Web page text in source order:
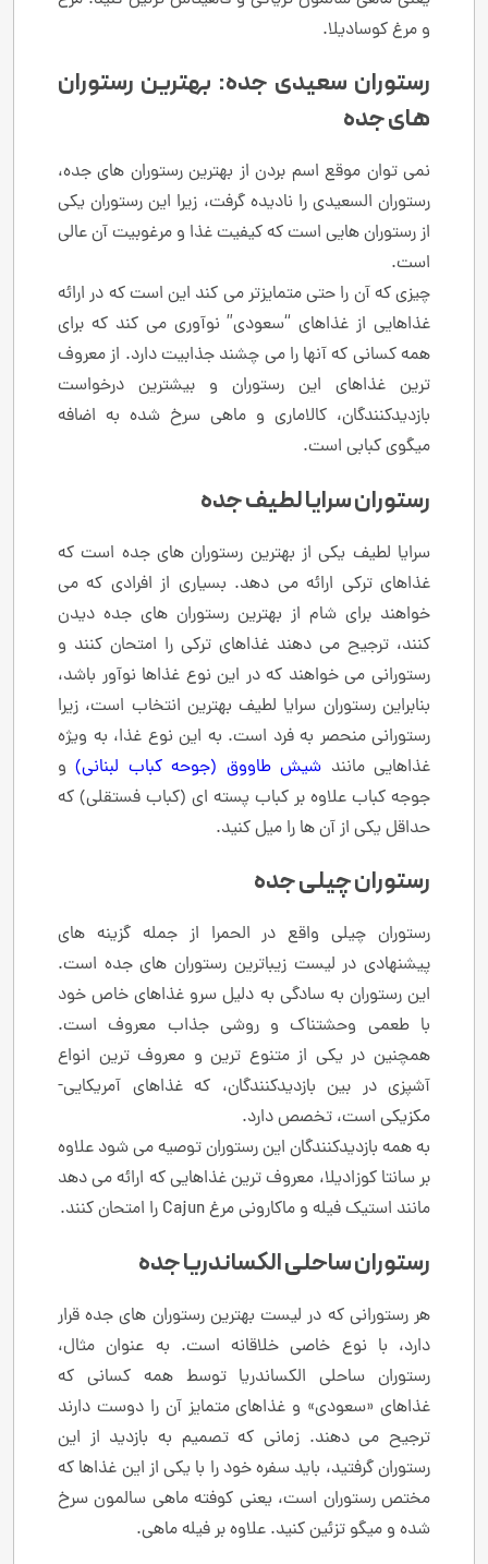
و مرغ کوسادیلا.
رستوران سعیدی جده: بهترین رستوران
های جده
نمی توان موقع اسم بردن از بهترین رستوران های جده،
رستوران السعیدی را نادیده گرفت، زیرا این رستوران یکی
از رستوران هایی است که کیفیت غذا و مرغوبیت آن عالی
است.
چیزی که آن را حتی متمایزتر می کند این است که در ارائه
غذاهایی از غذاهای “سعودی” نوآوری می کند که برای
همه کسانی که آنها را می چشند جذابیت دارد. از معروف
ترین غذاهای این رستوران و بیشترین درخواست
بازدیدکنندگان، کالاماری و ماهی سرخ شده به اضافه
میگوی کبابی است.
رستوران سرایا لطیف جده
سرایا لطیف یکی از بهترین رستوران های جده است که
غذاهای ترکی ارائه می دهد. بسیاری از افرادی که می
خواهند برای شام از بهترین رستوران های جده دیدن
کنند، ترجیح می دهند غذاهای ترکی را امتحان کنند و
رستورانی می خواهند که در این نوع غذاها نوآور باشد،
بنابراین رستوران سرایا لطیف بهترین انتخاب است، زیرا
رستورانی منحصر به فرد است. به این نوع غذا، به ویژه
غذاهایی مانند شیش طاووق (جوحه کباب لبنانی)و
جوجه کباب علاوه بر کباب پسته ای (کباب فستقلی) که
حداقل یکی از آن ها را میل کنید.
رستوران چیلی جده
رستوران چیلی واقع در الحمرا از جمله گزینه های
پیشنهادی در لیست زیباترین رستوران های جده است.
این رستوران به سادگی به دلیل سرو غذاهای خاص خود
با طعمی وحشتناک و روشی جذاب معروف است.
همچنین در یکی از متنوع ترین و معروف ترین انواع
آشپزی در بین بازدیدکنندگان، که غذاهای آمریکایی-
مکزیکی است، تخصص دارد.
به همه بازدیدکنندگان این رستوران توصیه می شود علاوه
بر سانتا کوزادیلا، معروف ترین غذاهایی که ارائه می دهد
مانند استیک فیله و ماکارونی مرغ Cajun را امتحان کنند.
رستوران ساحلی الکساندریا جده
هر رستورانی که در لیست بهترین رستوران های جده قرار
دارد، با نوع خاصی خلاقانه است. به عنوان مثال،
رستوران ساحلی الکساندریا توسط همه کسانی که
غذاهای «سعودی» و غذاهای متمایز آن را دوست دارند
ترجیح می دهند. زمانی که تصمیم به بازدید از این
رستوران گرفتید، باید سفره خود را با یکی از این غذاها که
مختص رستوران است، یعنی کوفته ماهی سالمون سرخ
شده و میگو تزئین کنید. علاوه بر فیله ماهی.